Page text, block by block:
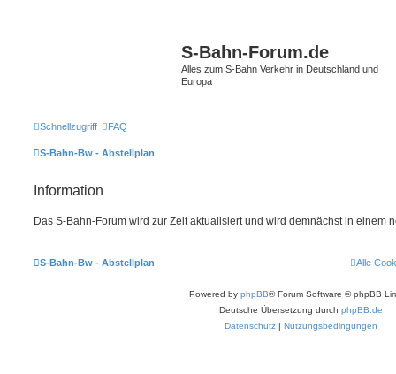
S-Bahn-Forum.de
Alles zum S-Bahn Verkehr in Deutschland und
Europa
Schnellzugriff FAQ
S-Bahn-Bw - Abstellplan
Information
Das S-Bahn-Forum wird zur Zeit aktualisiert und wird demnächst in einem
S-Bahn-Bw - Abstellplan Alle
Powered by phpBB® Forum Software © phpBB
Deutsche Übersetzung durch phpBB.de
Datenschutz | Nutzungsbedingungen